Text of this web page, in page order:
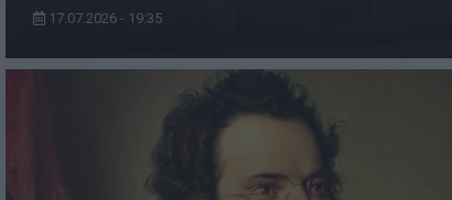
17.07.2026 - 19:35